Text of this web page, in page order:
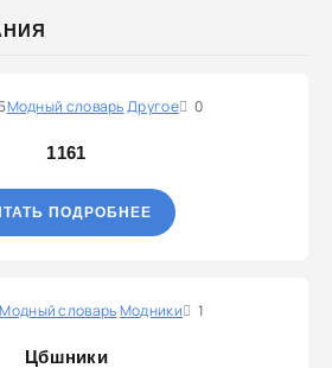
Модный словарьДругое 0
1161
ПОДРОБНЕЕ
Модный словарьМодники 1
Цбшники